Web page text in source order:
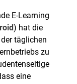
E-Learning
) hat die
täglichen
zu
eine